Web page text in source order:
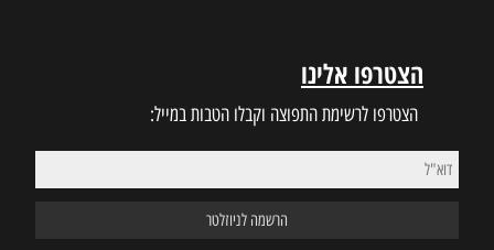
הצטרפו אלינו
הצטרפו לרשימת התפוצה וקבלו הטבות במייל: